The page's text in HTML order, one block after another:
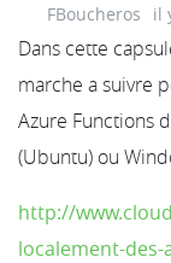
FBoucheros il
Dans cette
marche a suivre
Azure Functions
(Ubuntu) ou
http://
localement-